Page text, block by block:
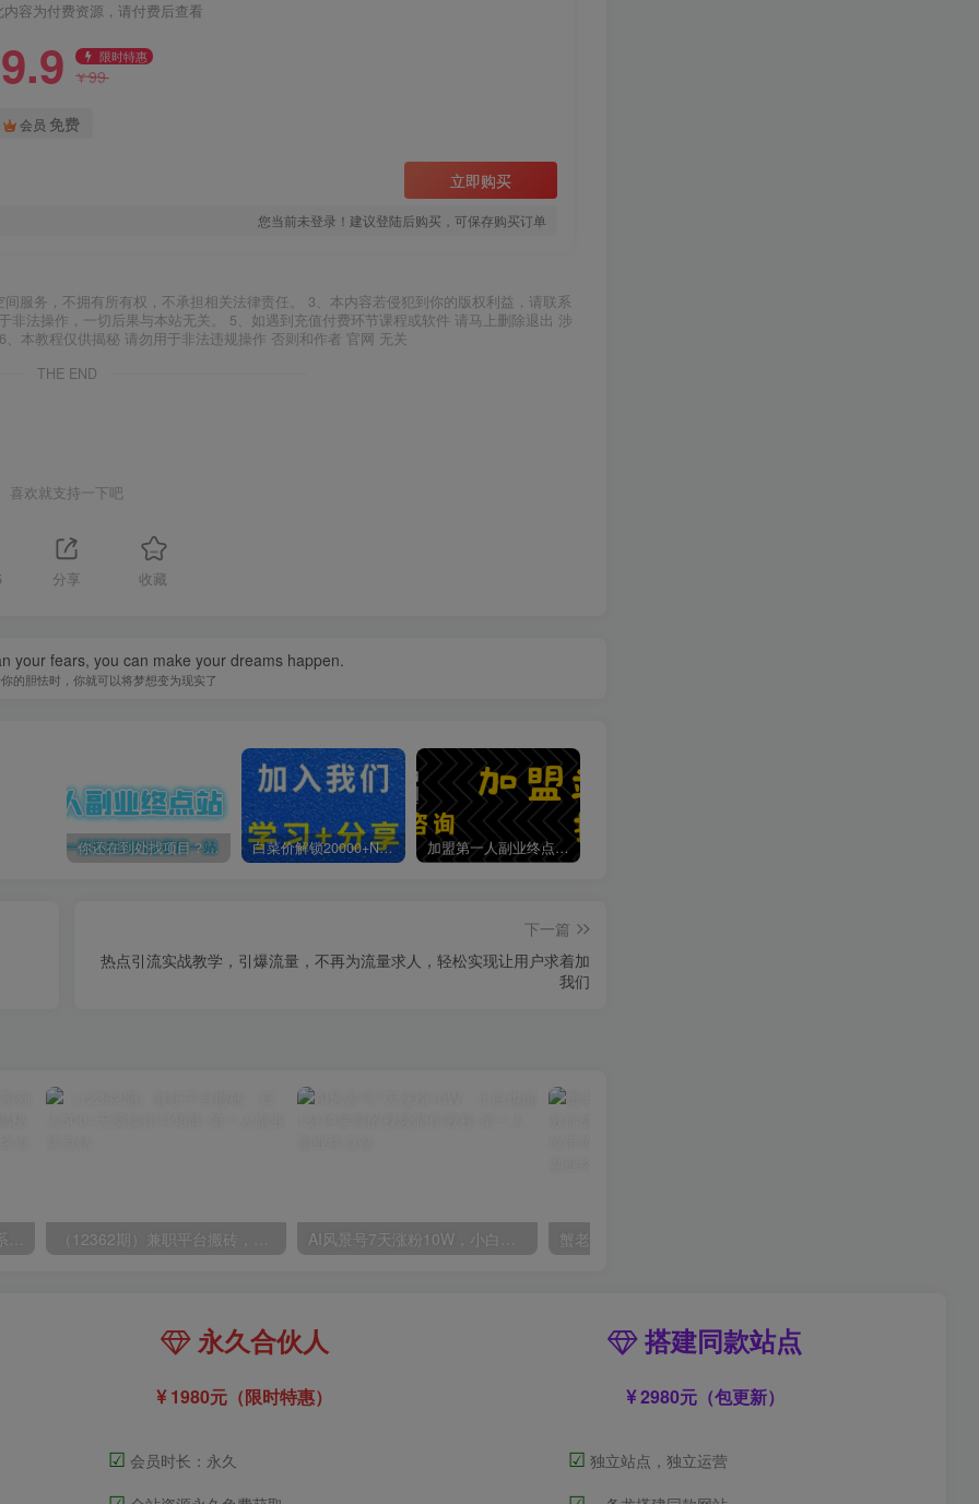
内容为付费资源，请付费后查看
9.9 限时特惠
¥99
会员 免费
立即购买
您当前未登录！建议登陆后购买，可保存购买订单
服务，不拥有所有权，不承担相关法律责任。 3、本内容若侵犯到你的版权利益，请联系
法操作，一切后果与本站无关。 5、如遇到充值付费环节课程或软件 请马上删除退出 涉
本教程仅供揭秘 请勿用于非法违规操作 否则和作者 官网 无关
THE END
喜欢就支持一下吧
分享 收藏
your fears, you can make your dreams happen.
的胆怯时，你就可以将梦想变为现实了
你还在到处找项目？还在当韭菜？我靠卖项目一个月收入5万+，曾经我也是个失败者。 白菜价解锁20000+N个赚钱机会，加入第一人副业终点站会员，全站资源免费学习。 加盟第一人副业终点站，搭建同款项目资源站，实现日入2000+
下一篇
热点引流实战教学，引爆流量，不再为流量求人，轻松实现让用户求着加
我们
玺承·电商企业玩转抖音电商系列课，6大维度，6位老师，线上揭秘抖音商家入局SOP （12362期）兼职平台搬砖，日入500+无脑操作可矩阵 AI风景号7天涨粉10W，小白也能1分钟掌握的视频制作教程
永久合伙人
1980元（限时特惠）
☑ 会员时长：永久
搭建同款站点
2980元（包更新）
☑ 独立站点，独立运营